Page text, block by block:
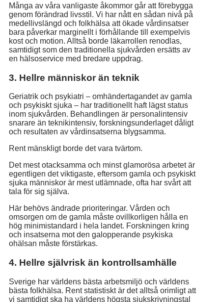
Många av våra vanligaste åkommor går att förebygga
genom förändrad livsstil. Vi har nått en sådan nivå på
medellivslängd och folkhälsa att ökade vårdinsatser
bara påverkar marginellt i förhållande till exempelvis
kost och motion. Alltså borde läkarrollen renodlas,
samtidigt som den traditionella sjukvården ersätts av
en hälsoservice med bredare uppdrag.
3. Hellre människor än teknik
Geriatrik och psykiatri – omhändertagandet av gamla
och psykiskt sjuka – har traditionellt haft lägst status
inom sjukvården. Behandlingen är personalintensiv
snarare än teknikintensiv, forskningsunderlaget dåligt
och resultaten av vårdinsatserna blygsamma.
Rent mänskligt borde det vara tvärtom.
Det mest otacksamma och minst glamorösa arbetet är
egentligen det viktigaste, eftersom gamla och psykiskt
sjuka människor är mest utlämnade, ofta har svårt att
tala för sig själva.
Här behövs ändrade prioriteringar. Vården och
omsorgen om de gamla måste ovillkorligen hålla en
hög minimistandard i hela landet. Forskningen kring
och insatserna mot den galopperande psykiska
ohälsan måste förstärkas.
4. Hellre självrisk än kontrollsamhälle
Sverige har världens bästa arbetsmiljö och världens
bästa folkhälsa. Rent statistiskt är det alltså orimligt att
vi samtidigt ska ha världens högsta sjukskrivningstal